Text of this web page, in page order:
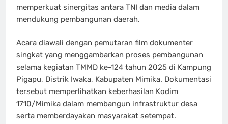
memperkuat sinergitas antara TNI dan media dalam
mendukung pembangunan daerah.
Acara diawali dengan pemutaran film dokumenter
singkat yang menggambarkan proses pembangunan
selama kegiatan TMMD ke-124 tahun 2025 di Kampung
Pigapu, Distrik Iwaka, Kabupaten Mimika. Dokumentasi
tersebut memperlihatkan keberhasilan Kodim
1710/Mimika dalam membangun infrastruktur desa
serta memberdayakan masyarakat setempat.